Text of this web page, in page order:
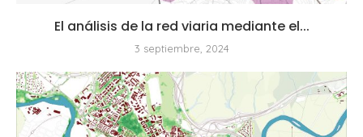
El análisis de la red viaria mediante el...
3 septiembre, 2024